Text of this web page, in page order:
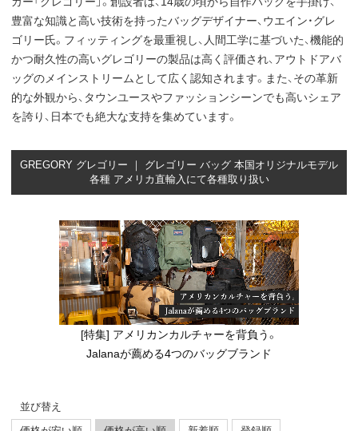
豊富な知識と高い技術を持ったバッグデザイナー、ウエイン・グレ
ゴリー氏。フィッティングを最重視し、人間工学に基づいた、機能的
かつ耐久性の高いグレゴリーの製品は高く評価され、アウトドアバ
ッグのメインストリームとして広く認知されます。また、その革新
的な外観から、タウンユースやファッションシーンでも高いシェア
を誇り、日本でも絶大な支持を集めています。
GREGORY グレゴリー ｜ グレゴリー バッグ 本国オリジナルモデル
各種 アメリカ直輸入にて各種取り扱い
[特集] アメリカンカルチャーを背負う。
Jalanaが薦める4つのバッグブランド
並び替え